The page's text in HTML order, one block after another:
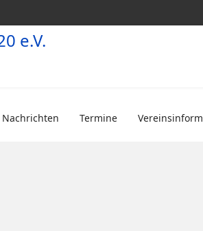
Nachrichten Termine